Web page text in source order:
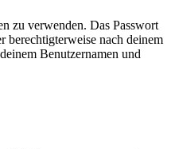
zu verwenden. Das Passwort
berechtigterweise nach deinem
Benutzernamen und